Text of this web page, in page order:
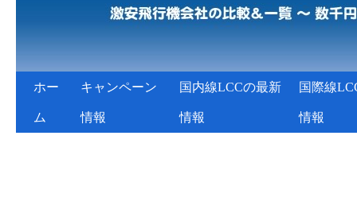
ホー
ム
キャンペーン
情報
国内線LCCの最新
情報
国際線
情報